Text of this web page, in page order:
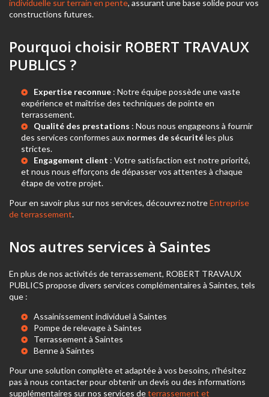
individuelle sur terrain en pente, assurant une base solide pour vos
constructions futures.
Pourquoi choisir ROBERT TRAVAUX
PUBLICS ?
Expertise reconnue : Notre équipe possède une vaste
expérience et maîtrise des techniques de pointe en
terrassement.
Qualité des prestations : Nous nous engageons à fournir
des services conformes aux normes de sécuritéles plus
strictes.
Engagement client : Votre satisfaction est notre priorité,
et nous nous efforçons de dépasser vos attentes à chaque
étape de votre projet.
Pour en savoir plus sur nos services, découvrez notreEntreprise
de terrassement.
Nos autres services à Saintes
En plus de nos activités de terrassement, ROBERT TRAVAUX
PUBLICS propose divers services complémentaires à Saintes, tels
que :
Assainissement individuel à Saintes
Pompe de relevage à Saintes
Terrassement à Saintes
Benne à Saintes
Pour une solution complète et adaptée à vos besoins, n'hésitez
pas à nous contacter pour obtenir un devis ou des informations
supplémentaires sur nos services deterrassement et